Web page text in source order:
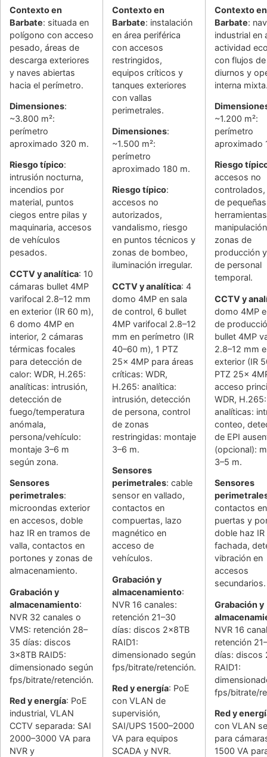
Contexto en
Barbate: situada en
polígono con acceso
pesado, áreas de
descarga exteriores
y naves abiertas
hacia el perímetro.
Dimensiones:
~3.800 m²:
perímetro
aproximado 320 m.
Riesgo típico:
intrusión nocturna,
incendios por
material, puntos
ciegos entre pilas y
maquinaria, accesos
de vehículos
pesados.
CCTV y analítica: 10
cámaras bullet 4MP
varifocal 2.8–12 mm
en exterior (IR 60 m),
6 domo 4MP en
interior, 2 cámaras
térmicas focales
para detección de
calor: WDR, H.265:
analíticas: intrusión,
detección de
fuego/temperatura
anómala,
persona/vehículo:
montaje 3–6 m
según zona.
Sensores
perimetrales:
microondas exterior
en accesos, doble
haz IR en tramos de
valla, contactos en
portones y zonas de
almacenamiento.
Grabación y
almacenamiento:
NVR 32 canales o
VMS: retención 28–
35 días: discos
3x8TB RAID5:
dimensionado según
fps/bitrate/retención.
Red y energía: PoE
industrial, VLAN
CCTV separada: SAI
2000–3000 VA para
NVR y
Contexto en
Barbate: instalación
en área periférica
con accesos
restringidos,
equipos críticos y
tanques exteriores
con vallas
perimetrales.
Dimensiones:
~1.500 m²:
perímetro
aproximado 180 m.
Riesgo típico:
accesos no
autorizados,
vandalismo, riesgo
en puntos técnicos y
zonas de bombeo,
iluminación irregular.
CCTV y analítica: 4
domo 4MP en sala
de control, 6 bullet
4MP varifocal 2.8–12
mm en perímetro (IR
40–60 m), 1 PTZ
25x 4MP para áreas
críticas: WDR,
H.265: analítica:
intrusión, detección
de persona, control
de zonas
restringidas: montaje
3–6 m.
Sensores
perimetrales: cable
sensor en vallado,
contactos en
compuertas, lazo
magnético en
acceso de
vehículos.
Grabación y
almacenamiento:
NVR 16 canales:
retención 21–30
días: discos 2x8TB
RAID1:
dimensionado según
fps/bitrate/retención.
Red y energía: PoE
con VLAN de
supervisión,
SAI/UPS 1500–2000
VA para equipos
SCADA y NVR.
Contexto en
Barbate:
industrial en
actividad
con flujos
diurnos y
interna
~1.200 m²:
perímetro
aproximado
Riesgo
accesos no
de pequeñas
zonas de
producción
de personal
temporal.
CCTV y
domo 4MP
de
bullet 4MP
2.8–12 mm
exterior (IR
PTZ 25x
acceso
WDR, H.265:
analíticas:
conteo,
de EPI
(opcional):
3–5 m.
Sensores
contactos en
puertas y
doble haz IR
fachada,
vibración en
accesos
secundarios.
Grabación y
NVR 16
retención
días: discos
RAID1:
fps/bitrate/
Red y
con VLAN
para
1500 VA